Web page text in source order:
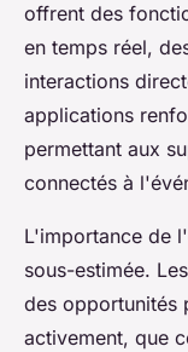
offrent des
en temps réel,
interactions
applications
permettant aux
connectés à
L'importance de l'
sous-estimée.
des opportunités
activement, que